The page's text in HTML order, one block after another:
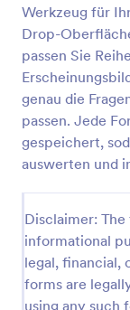
Werkzeug für
Drop-
passen Sie
genau die
passen. Jede
gespeichert,
auswerten und
Disclaimer:
informational
legal, financial,
forms are
using any such
Erstes
Sammeln
Date
Atmosphäre,
einem
persönliche
Jotform.
Go to
Umfragen